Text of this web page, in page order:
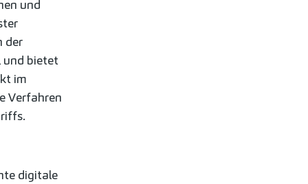
und
der
und bietet
im
Verfahren
digitale